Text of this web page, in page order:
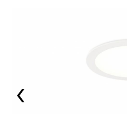
‹